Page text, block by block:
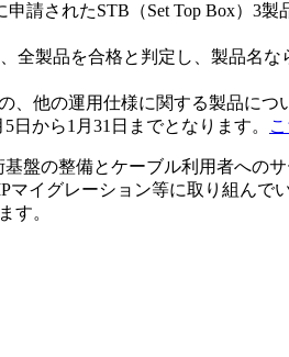
請されたSTB（Set Top Box）3
全製品を合格と判定し、製品名
、他の運用仕様に関する製品につ
日から1月31日までとなります。
盤の整備とケーブル利用者への
マイグレーション等に取り組ん
す。